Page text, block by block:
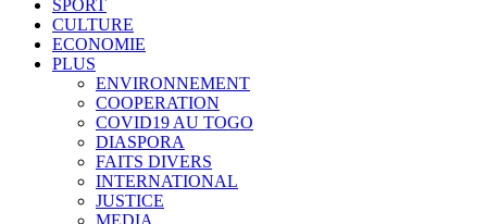
SPORT
CULTURE
ECONOMIE
PLUS
ENVIRONNEMENT
COOPERATION
COVID19 AU TOGO
DIASPORA
FAITS DIVERS
INTERNATIONAL
JUSTICE
MEDIA